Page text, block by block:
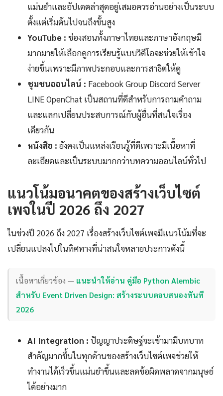
แม่นยำและอัปเดตล่าสุดอยู่เสมอควรอ่านอย่างเป็นระบบ
ตั้งแต่เริ่มต้นไปจนถึงขั้นสูง
YouTube : ช่องสอนทั้งภาษาไทยและภาษาอังกฤษมี
มากมายให้เลือกดูการเรียนรู้แบบวิดีโอจะช่วยให้เข้าใจ
ง่ายขึ้นเพราะมีภาพประกอบและการสาธิตให้ดู
ชุมชนออนไลน์ : Facebook Group Discord Server
LINE OpenChat เป็นสถานที่ดีสำหรับการถามคำถาม
และแลกเปลี่ยนประสบการณ์กับผู้อื่นที่สนใจเรื่อง
เดียวกัน
หนังสือ : ยังคงเป็นแหล่งเรียนรู้ที่ดีเพราะมีเนื้อหาที่
ละเอียดและเป็นระบบมากกว่าบทความออนไลน์ทั่วไป
แนวโน้มอนาคตของสร้างเว็บไซต์
เพจในปี 2026 ถึง 2027
ในช่วงปี 2026 ถึง 2027 เรื่องสร้างเว็บไซต์เพจมีแนวโน้มที่จะ
เปลี่ยนแปลงไปในทิศทางที่น่าสนใจหลายประการดังนี้
เนื้อหาเกี่ยวข้อง — แนะนำให้อ่าน คู่มือ Python Alembic
สำหรับ Event Driven Design: สร้างระบบตอบสนองทันที
2026
AI Integration : ปัญญาประดิษฐ์จะเข้ามามีบทบาท
สำคัญมากขึ้นในทุกด้านของสร้างเว็บไซต์เพจช่วยให้
ทำงานได้เร็วขึ้นแม่นยำขึ้นและลดข้อผิดพลาดจากมนุษย์
ได้อย่างมาก